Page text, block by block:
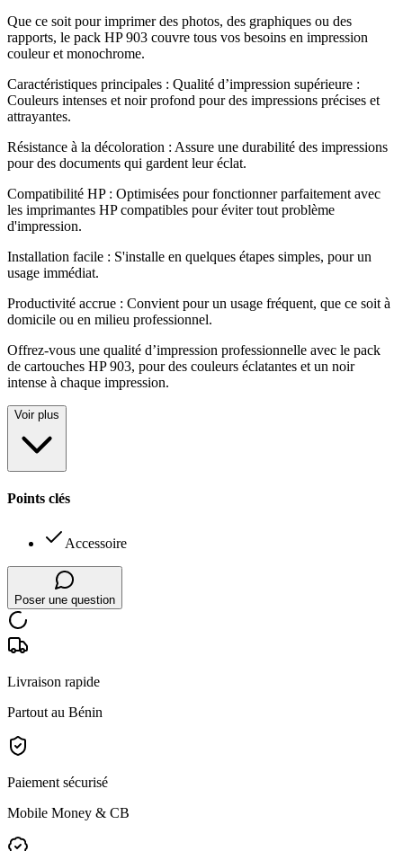
Que ce soit pour imprimer des photos, des graphiques ou des
rapports, le pack HP 903 couvre tous vos besoins en impression
couleur et monochrome.
Caractéristiques principales : Qualité d’impression supérieure :
Couleurs intenses et noir profond pour des impressions précises et
attrayantes.
Résistance à la décoloration : Assure une durabilité des impressions
pour des documents qui gardent leur éclat.
Compatibilité HP : Optimisées pour fonctionner parfaitement avec
les imprimantes HP compatibles pour éviter tout problème
d'impression.
Installation facile : S'installe en quelques étapes simples, pour un
usage immédiat.
Productivité accrue : Convient pour un usage fréquent, que ce soit à
domicile ou en milieu professionnel.
Offrez-vous une qualité d’impression professionnelle avec le pack
de cartouches HP 903, pour des couleurs éclatantes et un noir
intense à chaque impression.
Voir plus
Points clés
Accessoire
Poser une question
Livraison rapide
Partout au Bénin
Paiement sécurisé
Mobile Money & CB